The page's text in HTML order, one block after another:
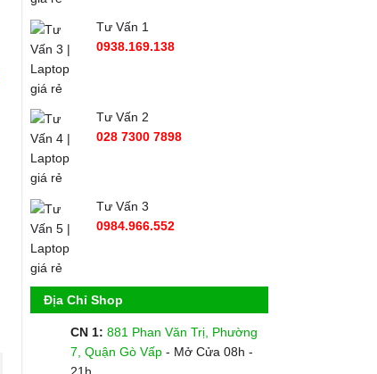
Tư Vấn 1
0938.169.138
Tư Vấn 2
028 7300 7898
Tư Vấn 3
0984.966.552
Địa Chỉ Shop
CN 1: 881 Phan Văn Trị, Phường
7, Quận Gò Vấp- Mở Cửa 08h -